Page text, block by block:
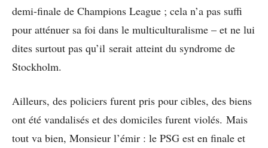
demi-finale de Champions League ; cela n’a pas suffi
pour atténuer sa foi dans le multiculturalisme – et ne lui
dites surtout pas qu’il serait atteint du syndrome de
Stockholm.
Ailleurs, des policiers furent pris pour cibles, des biens
ont été vandalisés et des domiciles furent violés. Mais
tout va bien, Monsieur l’émir : le PSG est en finale et